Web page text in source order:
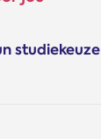
studiekeuze